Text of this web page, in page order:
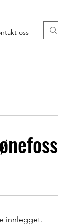
oss
innlegget.